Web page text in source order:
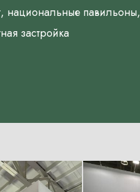
национальные павильоны,
застройка